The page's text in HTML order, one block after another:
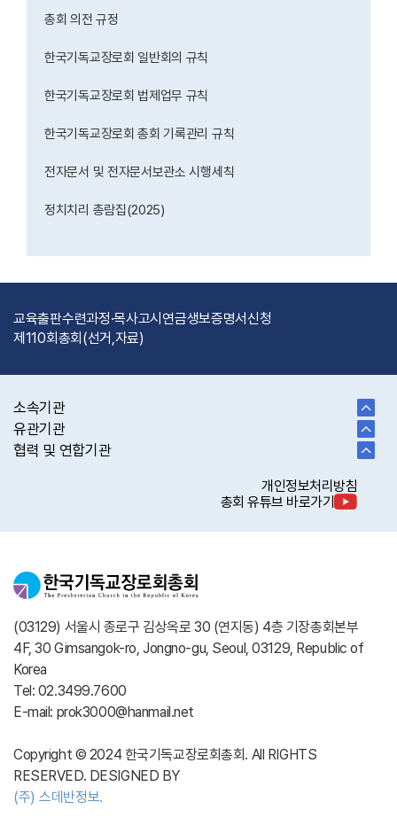
총회 의전 규정
한국기독교장로회 일반회의 규칙
한국기독교장로회 법제업무 규칙
한국기독교장로회 총회 기록관리 규칙
전자문서 및 전자문서보관소 시행세칙
정치치리 총람집(2025)
교육출판수련과정·목사고시 연금생보증명서신청
제110회총회(선거,자료)
소속기관
유관기관
협력 및 연합기관
개인정보처리방침
총회 유튜브 바로가기
(03129) 서울시 종로구 김상옥로 30 (연지동) 4층 기장총회본부
4F, 30 Gimsangok-ro, Jongno-gu, Seoul, 03129, Republic of
Korea
Tel: 02.3499.7600
E-mail: prok3000@hanmail.net
Copyright © 2024 한국기독교장로회총회. All RIGHTS
RESERVED. DESIGNED BY
(주) 스데반정보.